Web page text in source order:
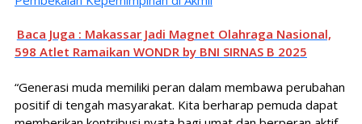
Baca Juga : Makassar Jadi Magnet Olahraga Nasional,
598 Atlet Ramaikan WONDR by BNI SIRNAS B 2025
“Generasi muda memiliki peran dalam membawa perubahan
positif di tengah masyarakat. Kita berharap pemuda dapat